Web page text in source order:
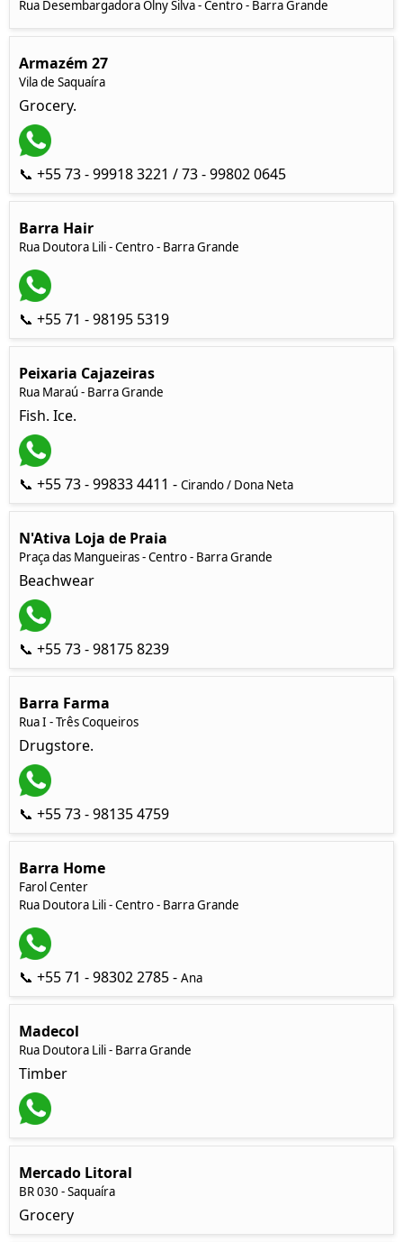
Rua Desembargadora Olny Silva - Centro - Barra Grande
Armazém 27
Vila de Saquaíra
Grocery.
📞 +55 73 - 99918 3221 / 73 - 99802 0645
Barra Hair
Rua Doutora Lili - Centro - Barra Grande
📞 +55 71 - 98195 5319
Peixaria Cajazeiras
Rua Maraú - Barra Grande
Fish. Ice.
📞 +55 73 - 99833 4411 - Cirando / Dona Neta
N'Ativa Loja de Praia
Praça das Mangueiras - Centro - Barra Grande
Beachwear
📞 +55 73 - 98175 8239
Barra Farma
Rua I - Três Coqueiros
Drugstore.
📞 +55 73 - 98135 4759
Barra Home
Farol Center
Rua Doutora Lili - Centro - Barra Grande
📞 +55 71 - 98302 2785 - Ana
Madecol
Rua Doutora Lili - Barra Grande
Timber
Mercado Litoral
BR 030 - Saquaíra
Grocery